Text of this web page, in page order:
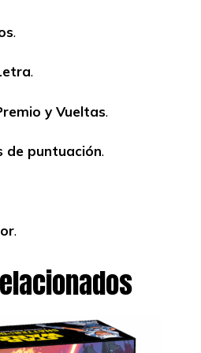
.
.
y Vueltas.
de puntuación.
.